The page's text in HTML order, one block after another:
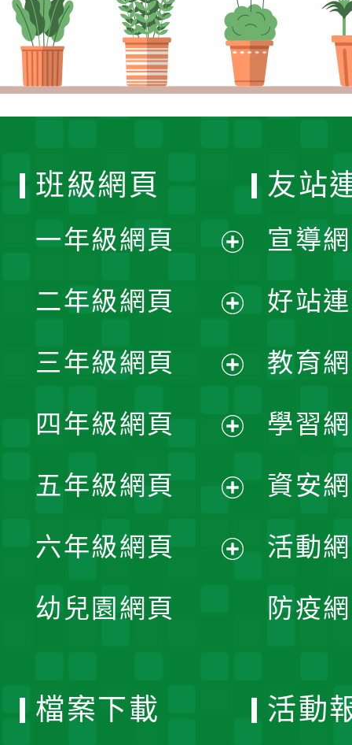
班級網頁
一年級網頁
開
選
單
二年級網頁
開
選
單
三年級網頁
開
選
單
四年級網頁
開
選
五年級網頁
開
六年級網頁
幼兒園網頁
友站
宣導
好站
教育
學習
資安
活動
防疫
檔案下載 活動